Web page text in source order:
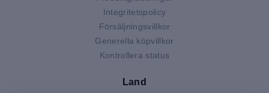
Integritetspolicy
Försäljningsvillkor
Generella köpvillkor
Kontrollera status
Land